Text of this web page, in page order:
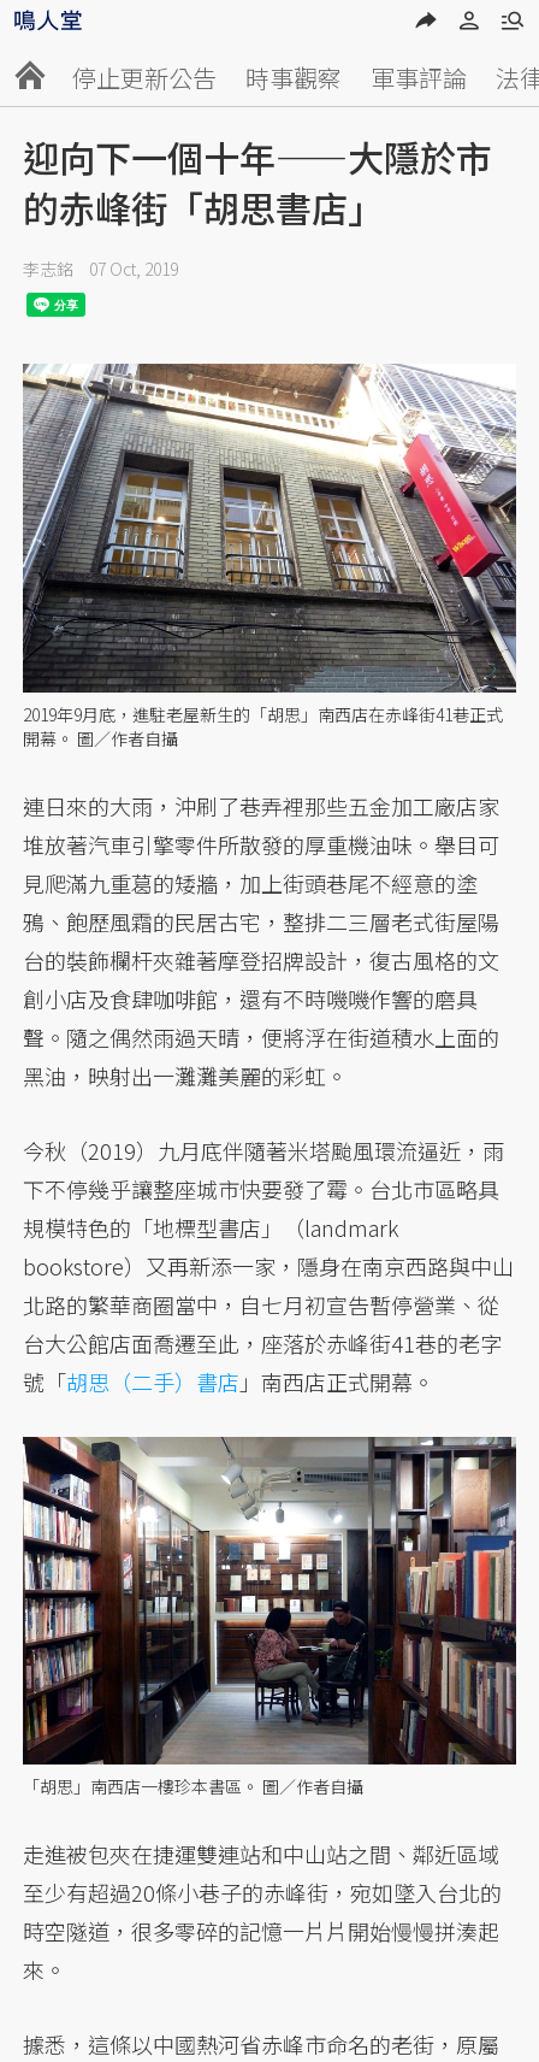
停止更新公告 時事觀察 軍事評論 法
迎向下一個十年——大隱於市
的赤峰街「胡思書店」
李志銘 07 Oct, 2019
2019年9月底，進駐老屋新生的「胡思」南西店在赤峰街41巷正式
開幕。 圖／作者自攝
連日來的大雨，沖刷了巷弄裡那些五金加工廠店家
堆放著汽車引擎零件所散發的厚重機油味。舉目可
見爬滿九重葛的矮牆，加上街頭巷尾不經意的塗
鴉、飽歷風霜的民居古宅，整排二三層老式街屋陽
台的裝飾欄杆夾雜著摩登招牌設計，復古風格的文
創小店及食肆咖啡館，還有不時嘰嘰作響的磨具
聲。隨之偶然雨過天晴，便將浮在街道積水上面的
黑油，映射出一灘灘美麗的彩虹。
今秋（2019）九月底伴隨著米塔颱風環流逼近，雨
下不停幾乎讓整座城市快要發了霉。台北市區略具
規模特色的「地標型書店」（landmark
bookstore）又再新添一家，隱身在南京西路與中山
北路的繁華商圈當中，自七月初宣告暫停營業、從
台大公館店面喬遷至此，座落於赤峰街41巷的老字
號「胡思（二手）書店 」南西店正式開幕。
「胡思」南西店一樓珍本書區。 圖／作者自攝
走進被包夾在捷運雙連站和中山站之間、鄰近區域
至少有超過20條小巷子的赤峰街，宛如墜入台北的
時空隧道，很多零碎的記憶一片片開始慢慢拼湊起
來。
據悉，這條以中國熱河省赤峰市命名的老街，原屬